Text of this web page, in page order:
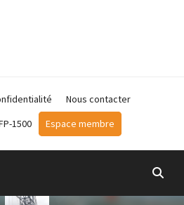
Nous contacter
1500 Espace membre